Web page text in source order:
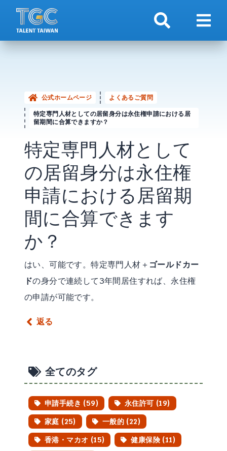
検索 ナビ
公式ホームページ
よくあるご質問
特定専門人材としての居留身分は永住権申請における居
留期間に合算できますか？
特定専門人材として
の居留身分は永住権
申請における居留期
間に合算できます
か？
はい、可能です。特定専門人材＋ ゴールドカー
ドの身分で連続して3年間居住すれば、永住権
の申請が可能です。
返る
全てのタグ
申請手続き (59)
永住許可 (19)
家庭 (25)
一般的 (22)
香港・マカオ (15)
健康保険 (11)